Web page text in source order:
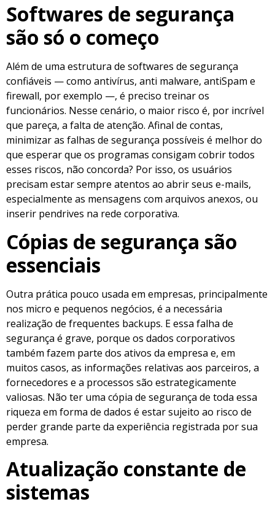
Softwares de segurança
são só o começo
Além de uma estrutura de softwares de segurança
confiáveis — como antivírus, anti malware, antiSpam e
firewall, por exemplo —, é preciso treinar os
funcionários. Nesse cenário, o maior risco é, por incrível
que pareça, a falta de atenção. Afinal de contas,
minimizar as falhas de segurança possíveis é melhor do
que esperar que os programas consigam cobrir todos
esses riscos, não concorda? Por isso, os usuários
precisam estar sempre atentos ao abrir seus e-mails,
especialmente as mensagens com arquivos anexos, ou
inserir pendrives na rede corporativa.
Cópias de segurança são
essenciais
Outra prática pouco usada em empresas, principalmente
nos micro e pequenos negócios, é a necessária
realização de frequentes backups. E essa falha de
segurança é grave, porque os dados corporativos
também fazem parte dos ativos da empresa e, em
muitos casos, as informações relativas aos parceiros, a
fornecedores e a processos são estrategicamente
valiosas. Não ter uma cópia de segurança de toda essa
riqueza em forma de dados é estar sujeito ao risco de
perder grande parte da experiência registrada por sua
empresa.
Atualização constante de
sistemas